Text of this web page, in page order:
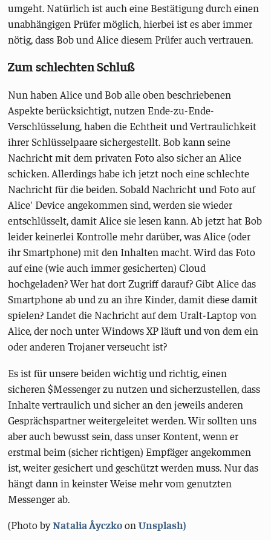
umgeht. Natürlich ist auch eine Bestätigung durch einen
unabhängigen Prüfer möglich, hierbei ist es aber immer
nötig, dass Bob und Alice diesem Prüfer auch vertrauen.
Zum schlechten Schluß
Nun haben Alice und Bob alle oben beschriebenen
Aspekte berücksichtigt, nutzen Ende-zu-Ende-
Verschlüsselung, haben die Echtheit und Vertraulichkeit
ihrer Schlüsselpaare sichergestellt. Bob kann seine
Nachricht mit dem privaten Foto also sicher an Alice
schicken. Allerdings habe ich jetzt noch eine schlechte
Nachricht für die beiden. Sobald Nachricht und Foto auf
Alice' Device angekommen sind, werden sie wieder
entschlüsselt, damit Alice sie lesen kann. Ab jetzt hat Bob
leider keinerlei Kontrolle mehr darüber, was Alice (oder
ihr Smartphone) mit den Inhalten macht. Wird das Foto
auf eine (wie auch immer gesicherten) Cloud
hochgeladen? Wer hat dort Zugriff darauf? Gibt Alice das
Smartphone ab und zu an ihre Kinder, damit diese damit
spielen? Landet die Nachricht auf dem Uralt-Laptop von
Alice, der noch unter Windows XP läuft und von dem ein
oder anderen Trojaner verseucht ist?
Es ist für unsere beiden wichtig und richtig, einen
sicheren $Messenger zu nutzen und sicherzustellen, dass
Inhalte vertraulich und sicher an den jeweils anderen
Gesprächspartner weitergeleitet werden. Wir sollten uns
aber auch bewusst sein, dass unser Kontent, wenn er
erstmal beim (sicher richtigen) Empfäger angekommen
ist, weiter gesichert und geschützt werden muss. Nur das
hängt dann in keinster Weise mehr vom genutzten
Messenger ab.
(Photo byNatalia ÅyczkoonUnsplash)